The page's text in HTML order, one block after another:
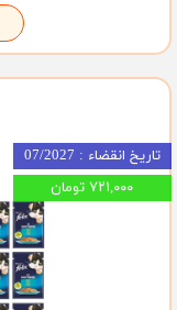
تاریخ انقضاء : 07/2027
۷۲۱,۰۰۰ تومان